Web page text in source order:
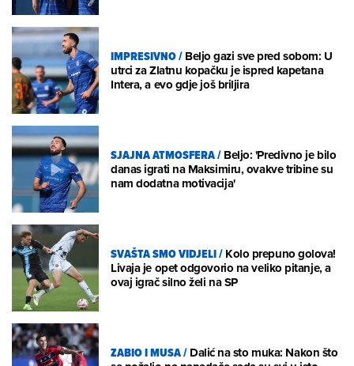
IMPRESIVNO/Beljo gazi sve pred sobom: U
utrci za Zlatnu kopačku je ispred kapetana
Intera, a evo gdje još briljira
SJAJNA ATMOSFERA/Beljo: 'Predivno je bilo
danas igrati na Maksimiru, ovakve tribine su
nam dodatna motivacija'
SVAŠTA SMO VIDJELI/Kolo prepuno golova!
Livaja je opet odgovorio na veliko pitanje, a
ovaj igrač silno želi na SP
ZABIO I MUSA/Dalić na sto muka: Nakon što